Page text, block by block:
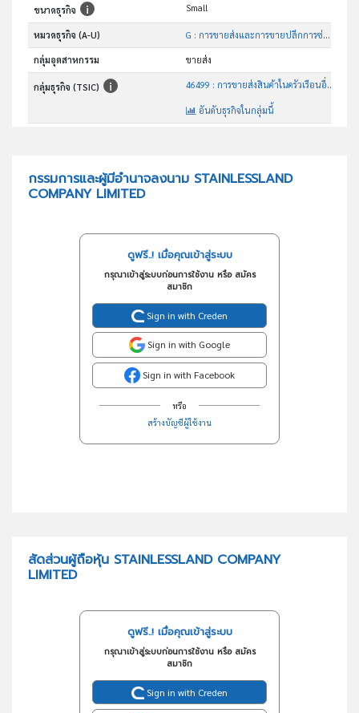
ขนาดธุรกิจ Small
หมวดธุรกิจ (A-U) G : การขายส่งและการขายปลีกการซ่อมยานยนต์และ จักรยานยนต์
กลุ่มอุตสาหกรรม ขายส่ง
กลุ่มธุรกิจ (TSIC) 46499 : การขายส่งสินค้าในครัวเรือนอื่นๆซึ่งมิได้จัดประเภทไว้ในที่อื่น
อันดับธุรกิจในกลุ่มนี้
กรรมการและผู้มีอำนาจลงนาม STAINLESSLAND
COMPANY LIMITED
ดูฟรี..! เมื่อคุณเข้าสู่ระบบ
กรุณาเข้าสู่ระบบก่อนการใช้งาน หรือ สมัคร
สมาชิก
Sign in with Creden
Sign in with Google
Sign in with Facebook
หรือ
สร้างบัญชีผู้ใช้งาน
สัดส่วนผู้ถือหุ้น STAINLESSLAND COMPANY
LIMITED
ดูฟรี..! เมื่อคุณเข้าสู่ระบบ
กรุณาเข้าสู่ระบบก่อนการใช้งาน หรือ สมัคร
สมาชิก
Sign in with Creden